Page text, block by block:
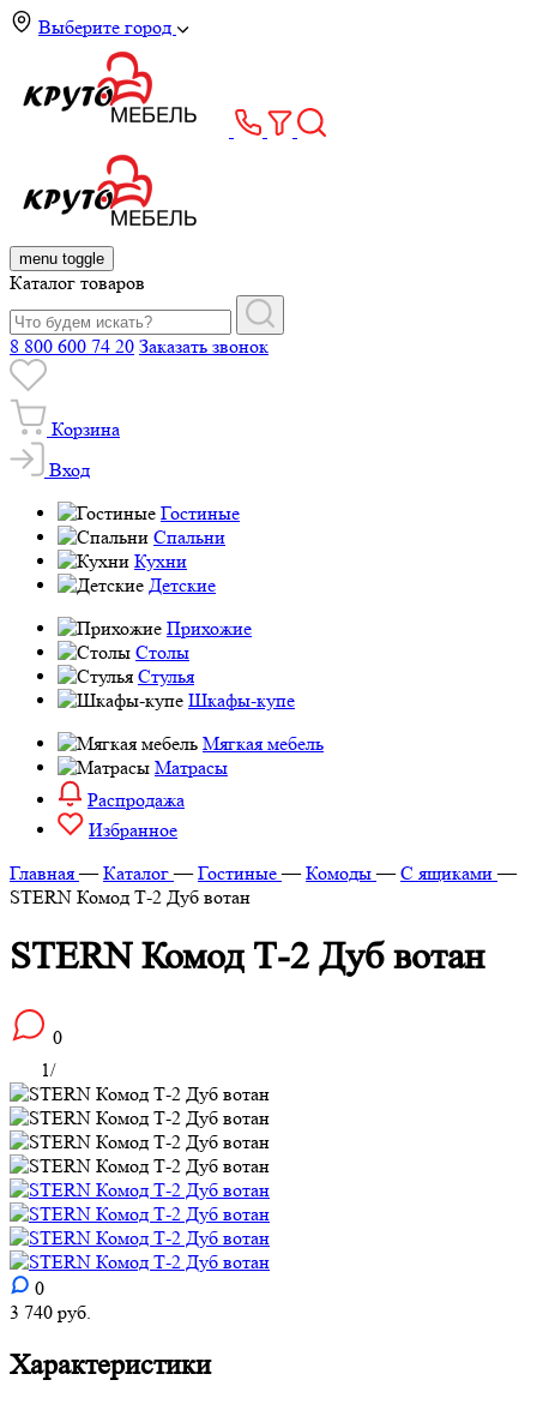
Выберите город
menu toggle
Каталог товаров
8 800 600 74 20 Заказать звонок
Корзина
Вход
Гостиные
Спальни
Кухни
Детские
Прихожие
Столы
Стулья
Шкафы-купе
Мягкая мебель
Матрасы
Распродажа
Избранное
Главная —Каталог —Гостиные —Комоды —С ящиками —
STERN Комод Т-2 Дуб вотан
STERN Комод Т-2 Дуб вотан
0
1/
0
3 740 руб.
Характеристики